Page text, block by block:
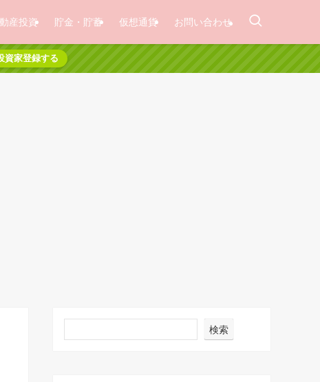
産投資 貯金・貯蓄 仮想通貨 お問い合わせ
資家登録する
検索